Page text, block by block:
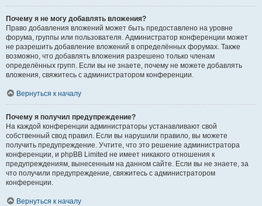
Почему я не могу добавлять вложения?
Право добавления вложений может быть предоставлено на уровне
форума, группы или пользователя. Администратор конференции может
не разрешить добавление вложений в определённых форумах. Также
возможно, что добавлять вложения разрешено только членам
определённых групп. Если вы не знаете, почему не можете добавлять
вложения, свяжитесь с администратором конференции.
Вернуться к началу
Почему я получил предупреждение?
На каждой конференции администраторы устанавливают свой
собственный свод правил. Если вы нарушили правило, вы можете
получить предупреждение. Учтите, что это решение администратора
конференции, и phpBB Limited не имеет никакого отношения к
предупреждениям, вынесенным на данном сайте. Если вы не знаете, за
что получили предупреждение, свяжитесь с администратором
конференции.
Вернуться к началу